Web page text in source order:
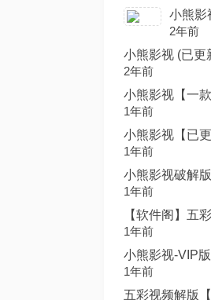
小熊影
2年前
小熊影视 (已更
2年前
小熊影视【一
1年前
小熊影视【已
1年前
小熊影视破解
1年前
【软件阁】五
1年前
小熊影视-VIP
1年前
五彩视频解版